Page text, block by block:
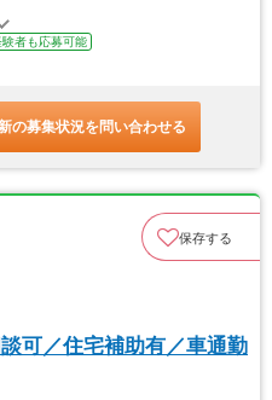
験者も応募可能
の募集状況を問い合わせる
保存する
可／住宅補助有／車通勤